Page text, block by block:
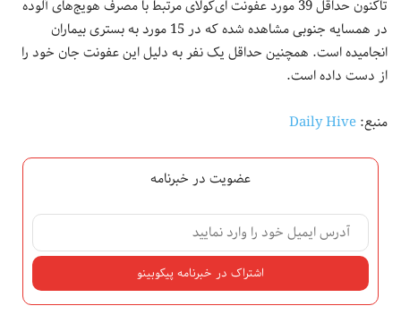
تاکنون حداقل 39 مورد عفونت ای‌کولای مرتبط با مصرف هویج‌های آلوده
در همسایه جنوبی مشاهده شده که در 15 مورد به بستری بیماران
انجامیده است. همچنین حداقل یک نفر به دلیل این عفونت جان خود را
از دست داده است.
منبع:Daily Hive
عضویت در خبرنامه